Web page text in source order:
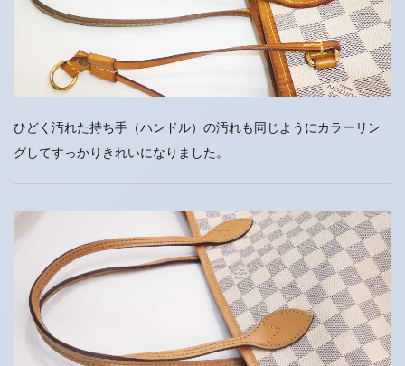
ひどく汚れた持ち手（ハンドル）の汚れも同じようにカラーリン
グしてすっかりきれいになりました。